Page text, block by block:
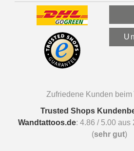
Zufriedene Kunden beim
Trusted Shops
Wandtattoos.de: 4.86 / 5.00 aus
(sehr gut)